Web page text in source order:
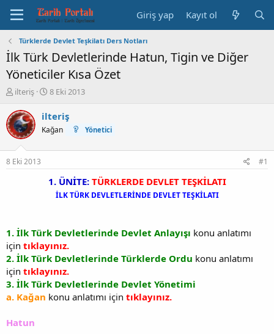
Giriş yap Kayıt ol
Türklerde Devlet Teşkilatı Ders Notları
İlk Türk Devletlerinde Hatun, Tigin ve Diğer
Yöneticiler Kısa Özet
K
n
b
u
u
b
a
n
ilteriş
B
ş
a
ç
h
i
8 Eki 2013
ilteriş
Kağan Yönetici
8 Eki 2013 #1
1. ÜNİTE: TÜRKLERDE DEVLET TEŞKİLATI
İLK TÜRK DEVLETLERİNDE DEVLET TEŞKİLATI
1. İlk Türk Devletlerinde Devlet Anlayışı konu anlatımı
için tıklayınız.
2. İlk Türk Devletlerinde Türklerde Ordu konu anlatımı
için tıklayınız.
3. İlk Türk Devletlerinde Devlet Yönetimi
a. Kağan konu anlatımı için tıklayınız.
Hatun